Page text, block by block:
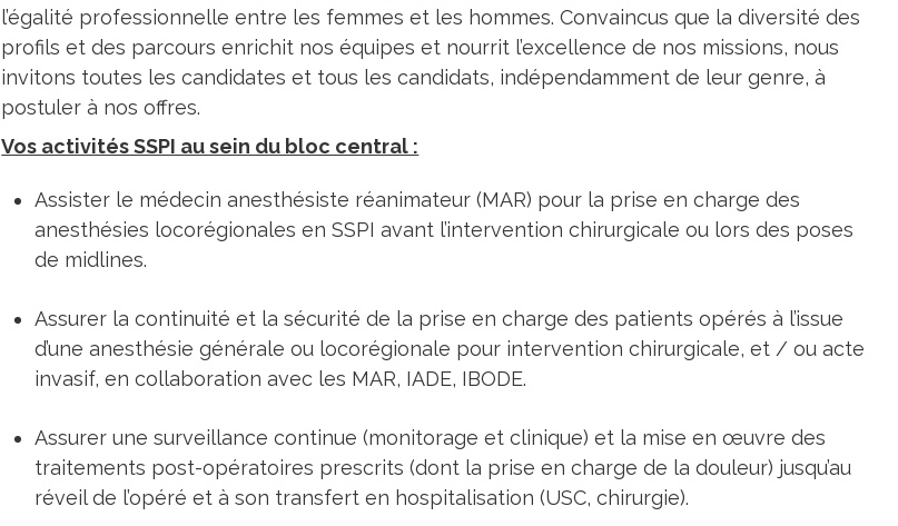
l’égalité professionnelle entre les femmes et les hommes. Convaincus que la diversité des
profils et des parcours enrichit nos équipes et nourrit l’excellence de nos missions, nous
invitons toutes les candidates et tous les candidats, indépendamment de leur genre, à
postuler à nos offres.
Vos activités SSPI au sein du bloc central :
Assister le médecin anesthésiste réanimateur (MAR) pour la prise en charge des
anesthésies locorégionales en SSPI avant l’intervention chirurgicale ou lors des poses
de midlines.
Assurer la continuité et la sécurité de la prise en charge des patients opérés à l’issue
d’une anesthésie générale ou locorégionale pour intervention chirurgicale, et / ou acte
invasif, en collaboration avec les MAR, IADE, IBODE.
Assurer une surveillance continue (monitorage et clinique) et la mise en œuvre des
traitements post-opératoires prescrits (dont la prise en charge de la douleur) jusqu’au
réveil de l’opéré et à son transfert en hospitalisation (USC, chirurgie).